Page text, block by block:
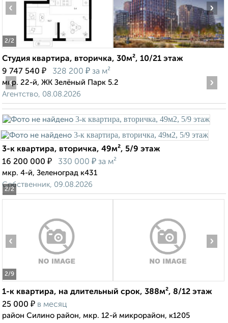
2/2
‹ ›
Студия квартира, вторичка, 30м², 10/21 этаж
9 747 540 ₽ 328 200 ₽ за м²
мкр. 22-й, ЖК Зелёный Парк 5.2
Агентство, 08.08.2026
2/2
‹ ›
3-к квартира, вторичка, 49м², 5/9 этаж
16 200 000 ₽ 330 000 ₽ за м²
мкр. 4-й, Зеленоград к431
Собственник, 09.08.2026
2/9
‹ ›
1-к квартира, на длительный срок, 388м², 8/12 этаж
25 000 ₽ в месяц
район Силино район, мкр. 12-й микрорайон, к1205